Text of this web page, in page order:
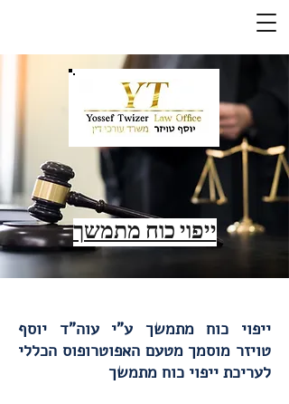
ייפוי כוח מתמשך
ייפוי כוח מתמשך ע"י עוה"ד יוסף
טויזר מוסמך מטעם האפוטרופוס הכללי
לעריכת ייפוי כוח מתמשך